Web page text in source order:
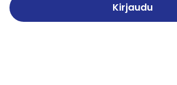
Kirjaudu